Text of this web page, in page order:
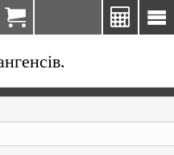


